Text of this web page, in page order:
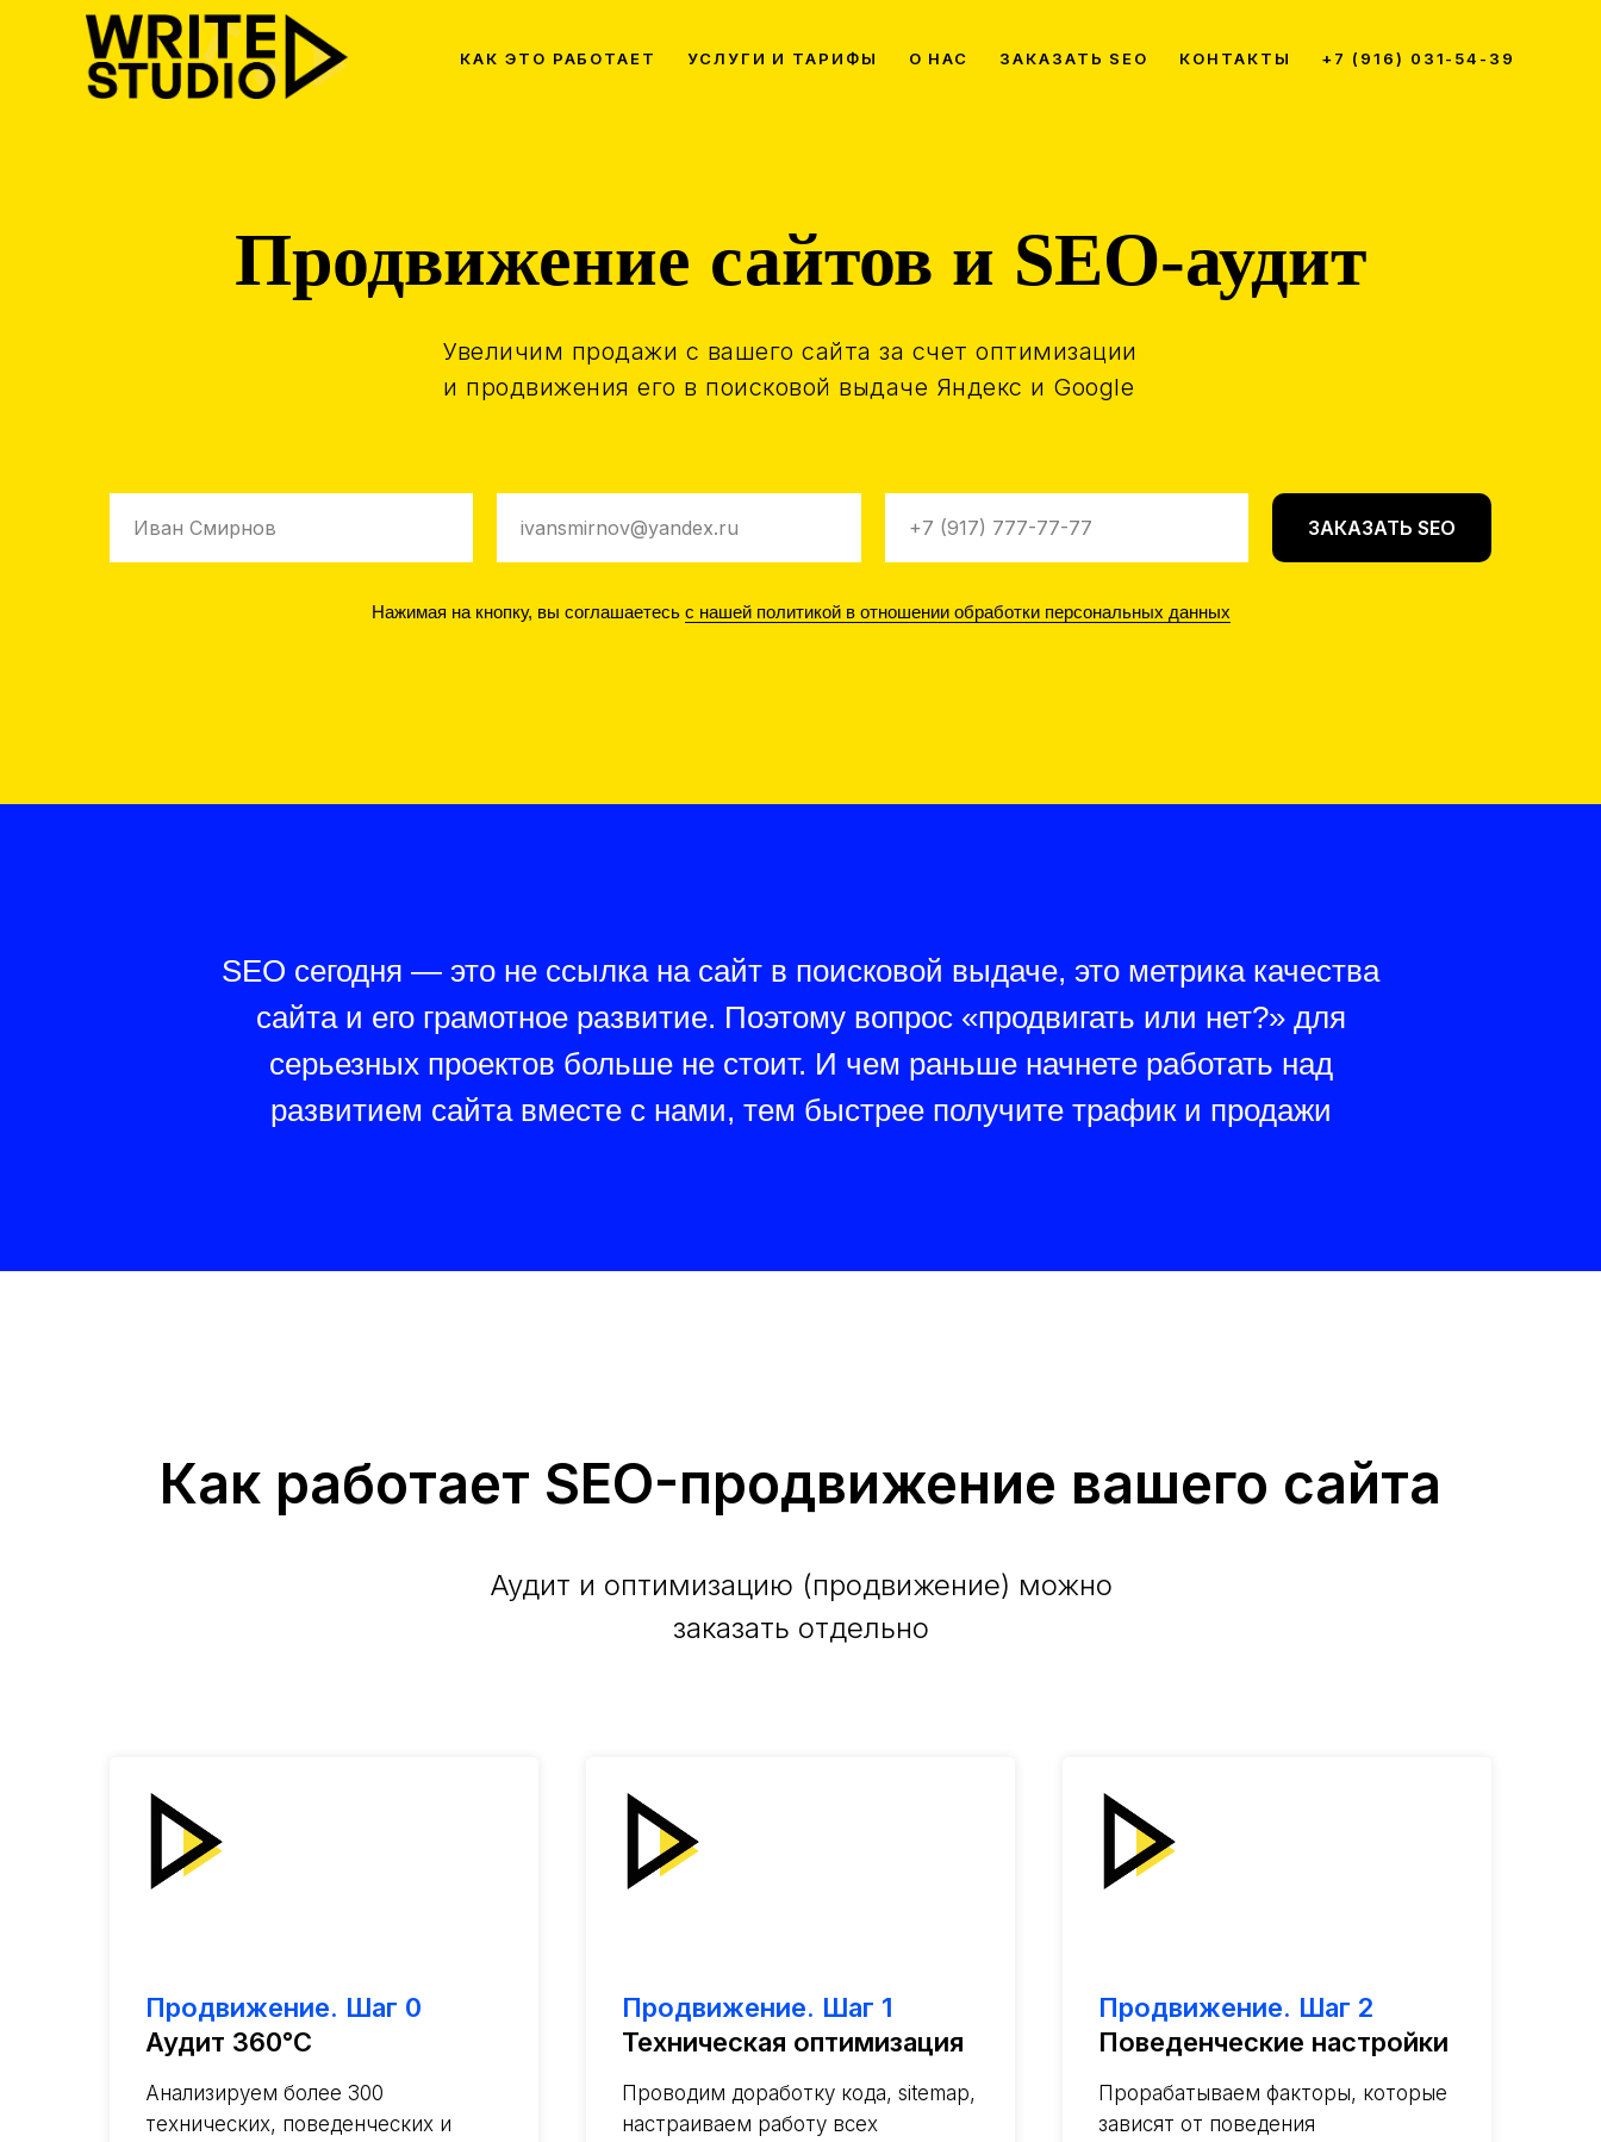
КАК ЭТО РАБОТАЕТ УСЛУГИ И ТАРИФЫ О НАС ЗАКАЗАТЬ SEO КОНТАКТЫ +7 (916) 031-54-39
Продвижение сайтов и SEO-аудит
Увеличим продажи с вашего сайта за счет оптимизации
и продвижения его в поисковой выдаче Яндекс и Google
ЗАКАЗАТЬ SEO
Нажимая на кнопку, вы соглашаетесь с нашей политикой в отношении обработки персональных данных
SEO сегодня — это не ссылка на сайт в поисковой выдаче, это метрика качества
сайта и его грамотное развитие. Поэтому вопрос «продвигать или нет?» для
серьезных проектов больше не стоит. И чем раньше начнете работать над
развитием сайта вместе с нами, тем быстрее получите трафик и продажи
Как работает SEO-продвижение вашего сайта
Аудит и оптимизацию (продвижение) можно
заказать отдельно
Продвижение. Шаг 0
Аудит 360°C
Анализируем более 300
технических, поведенческих и
Продвижение. Шаг 1
Техническая оптимизация
Проводим доработку кода, sitemap,
настраиваем работу всех
Продвижение. Шаг 2
Поведенческие настройки
Прорабатываем факторы, которые
зависят от поведения